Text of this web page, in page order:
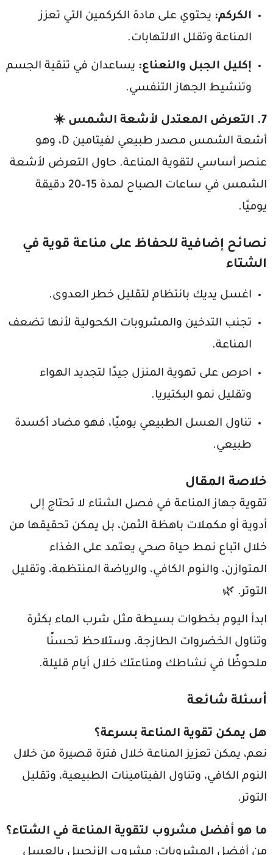
الكركم: يحتوي على مادة الكركمين التي تعزز
المناعة وتقلل الالتهابات.
إكليل الجبل والنعناع: يساعدان في تنقية الجسم
وتنشيط الجهاز التنفسي.
7. التعرض المعتدل لأشعة الشمس ☀️
أشعة الشمس مصدر طبيعي لفيتامين D، وهو
عنصر أساسي لتقوية المناعة. حاول التعرض لأشعة
الشمس في ساعات الصباح لمدة 15–20 دقيقة
يوميًا.
نصائح إضافية للحفاظ على مناعة قوية في
الشتاء
اغسل يديك بانتظام لتقليل خطر العدوى.
تجنب التدخين والمشروبات الكحولية لأنها تضعف
المناعة.
احرص على تهوية المنزل جيدًا لتجديد الهواء
وتقليل نمو البكتيريا.
تناول العسل الطبيعي يوميًا، فهو مضاد أكسدة
طبيعي.
خلاصة المقال
تقوية جهاز المناعة في فصل الشتاء لا تحتاج إلى
أدوية أو مكملات باهظة الثمن، بل يمكن تحقيقها من
خلال اتباع نمط حياة صحي يعتمد على الغذاء
المتوازن، والنوم الكافي، والرياضة المنتظمة، وتقليل
التوتر. 🌿
ابدأ اليوم بخطوات بسيطة مثل شرب الماء بكثرة
وتناول الخضروات الطازجة، وستلاحظ تحسنًا
ملحوظًا في نشاطك ومناعتك خلال أيام قليلة.
أسئلة شائعة
هل يمكن تقوية المناعة بسرعة؟
نعم، يمكن تعزيز المناعة خلال فترة قصيرة من خلال
النوم الكافي، وتناول الفيتامينات الطبيعية، وتقليل
التوتر.
ما هو أفضل مشروب لتقوية المناعة في الشتاء؟
من أفضل المشروبات: مشروب الزنجبيل بالعسل